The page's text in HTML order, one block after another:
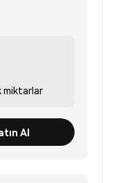
miktarlar
Al